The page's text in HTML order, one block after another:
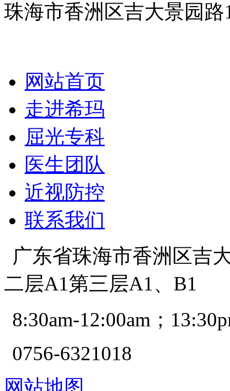
珠海市香洲区吉大景园
网站首页
走进希玛
屈光专科
医生团队
近视防控
联系我们
广东省珠海市香洲区吉
二层A1第三层A1、B1
8:30am-12:00am；
0756-6321018